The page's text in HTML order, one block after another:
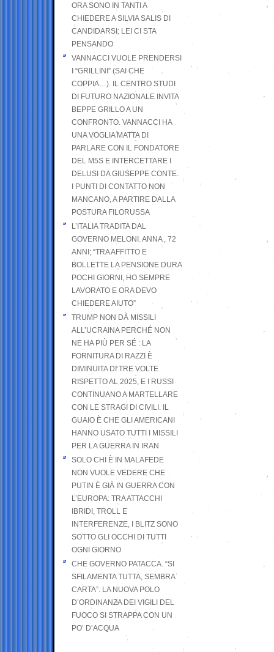
ORA SONO IN TANTI A
CHIEDERE A SILVIA SALIS DI
CANDIDARSI: LEI CI STA
PENSANDO
VANNACCI VUOLE PRENDERSI
I “GRILLINI” (SAI CHE
COPPIA…). IL CENTRO STUDI
DI FUTURO NAZIONALE INVITA
BEPPE GRILLO A UN
CONFRONTO. VANNACCI HA
UNA VOGLIA MATTA DI
PARLARE CON IL FONDATORE
DEL M5S E INTERCETTARE I
DELUSI DA GIUSEPPE CONTE.
I PUNTI DI CONTATTO NON
MANCANO, A PARTIRE DALLA
POSTURA FILORUSSA
L’ITALIA TRADITA DAL
GOVERNO MELONI. ANNA , 72
ANNI; “TRA AFFITTO E
BOLLETTE LA PENSIONE DURA
POCHI GIORNI, HO SEMPRE
LAVORATO E ORA DEVO
CHIEDERE AIUTO”
TRUMP NON DÀ MISSILI
ALL’UCRAINA PERCHÉ NON
NE HA PIÙ PER SÉ : LA
FORNITURA DI RAZZI È
DIMINUITA DI TRE VOLTE
RISPETTO AL 2025, E I RUSSI
CONTINUANO A MARTELLARE
CON LE STRAGI DI CIVILI. IL
GUAIO È CHE GLI AMERICANI
HANNO USATO TUTTI I MISSILI
PER LA GUERRA IN IRAN
SOLO CHI È IN MALAFEDE
NON VUOLE VEDERE CHE
PUTIN È GIÀ IN GUERRA CON
L’EUROPA: TRA ATTACCHI
IBRIDI, TROLL E
INTERFERENZE, I BLITZ SONO
SOTTO GLI OCCHI DI TUTTI
OGNI GIORNO
CHE GOVERNO PATACCA. “SI
SFILAMENTA TUTTA, SEMBRA
CARTA”. LA NUOVA POLO
D’ORDINANZA DEI VIGILI DEL
FUOCO SI STRAPPA CON UN
PO’ D’ACQUA